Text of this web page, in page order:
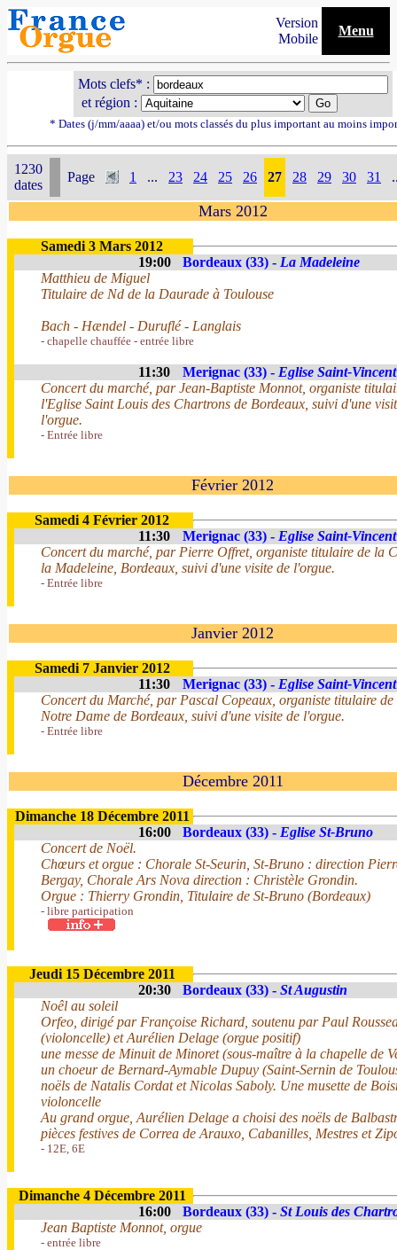
Version
Mobile
Menu
Mots clefs* :
et région :
* Dates (j/mm/aaaa) et/ou mots classés du plus important au moins
1230
dates
Page 1 ... 23 24 25 26 27 28 29 30 31
Mars 2012
Samedi 3 Mars 2012
19:00
Bordeaux (33) - La Madeleine
Matthieu de Miguel
Titulaire de Nd de la Daurade à Toulouse
Bach - Hændel - Duruflé - Langlais
- chapelle chauffée - entrée libre
11:30 Merignac (33) - Eglise Saint-Vincent
Concert du marché, par Jean-Baptiste Monnot, organiste
l'Eglise Saint Louis des Chartrons de Bordeaux, suivi d'une
l'orgue.
- Entrée libre
Février 2012
Samedi 4 Février 2012
11:30
Merignac (33) - Eglise Saint-Vincent
Concert du marché, par Pierre Offret, organiste titulaire de la
la Madeleine, Bordeaux, suivi d'une visite de l'orgue.
- Entrée libre
Janvier 2012
Samedi 7 Janvier 2012
11:30
Merignac (33) - Eglise Saint-Vincent
Concert du Marché, par Pascal Copeaux, organiste titulaire
Notre Dame de Bordeaux, suivi d'une visite de l'orgue.
- Entrée libre
Décembre 2011
Dimanche 18 Décembre 2011
16:00
Bordeaux (33) - Eglise St-Bruno
Concert de Noël.
Chœurs et orgue : Chorale St-Seurin, St-Bruno : direction
Bergay, Chorale Ars Nova direction : Christèle Grondin.
Orgue : Thierry Grondin, Titulaire de St-Bruno (Bordeaux)
- libre participation
Jeudi 15 Décembre 2011
20:30
Bordeaux (33) - St Augustin
Noêl au soleil
Orfeo, dirigé par Françoise Richard, soutenu par Paul
(violoncelle) et Aurélien Delage (orgue positif)
une messe de Minuit de Minoret (sous-maître à la chapelle de
un choeur de Bernard-Aymable Dupuy (Saint-Sernin de
noëls de Natalis Cordat et Nicolas Saboly. Une musette de
violoncelle
Au grand orgue, Aurélien Delage a choisi des noëls de
pièces festives de Correa de Arauxo, Cabanilles, Mestres et
- 12E, 6E
Dimanche 4 Décembre 2011
16:00
Bordeaux (33) - St Louis des
Jean Baptiste Monnot, orgue
- entrée libre